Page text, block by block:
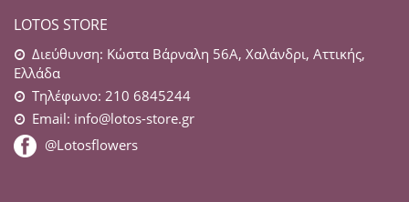
LOTOS STORE
Διεύθυνση: Κώστα Βάρναλη 56Α, Χαλάνδρι, Αττικής,
Ελλάδα
Τηλέφωνο: 210 6845244
Email: info@lotos-store.gr
@Lotosflowers